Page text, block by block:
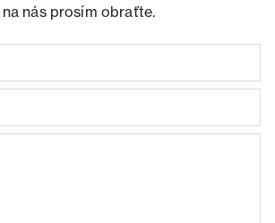
nás prosím obraťte.